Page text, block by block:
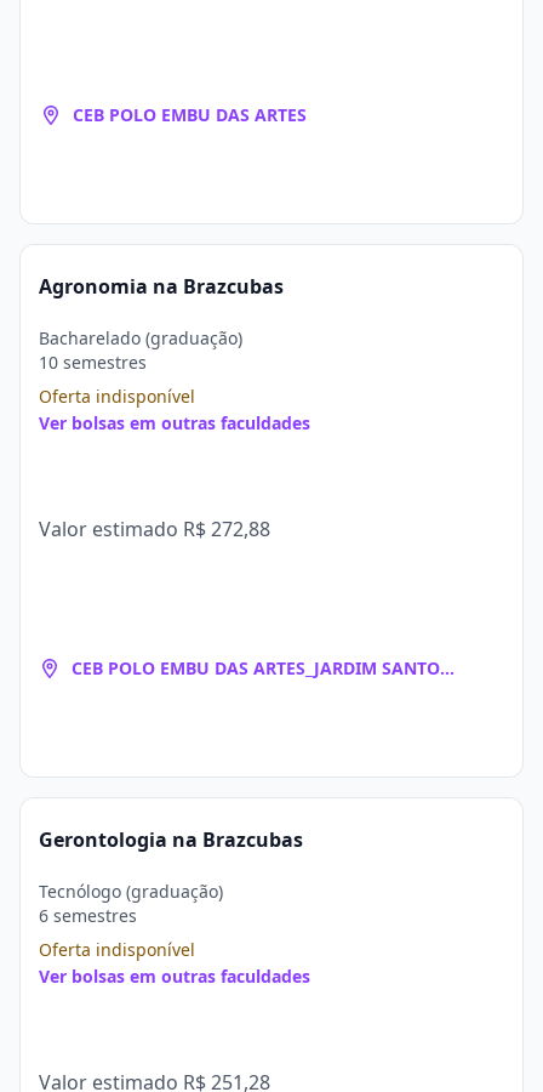
CEB POLO EMBU DAS ARTES
Agronomia na Brazcubas
Bacharelado (graduação)
10 semestres
Oferta indisponível
Ver bolsas em outras faculdades
Valor estimado R$ 272,88
CEB POLO EMBU DAS ARTES_JARDIM SANTO
Gerontologia na Brazcubas
Tecnólogo (graduação)
6 semestres
Oferta indisponível
Ver bolsas em outras faculdades
Valor estimado R$ 251,28